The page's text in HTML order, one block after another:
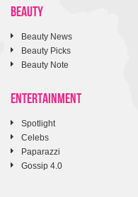
BEAUTY
Beauty News
Beauty Picks
Beauty Note
ENTERTAINMENT
Spotlight
Celebs
Paparazzi
Gossip 4.0